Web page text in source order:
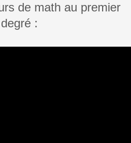
de math au premier
degré :